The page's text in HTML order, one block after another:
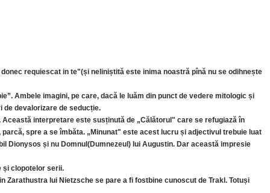
requiescat in te"(și neliniștită este inima noastră pînă nu se odihnește
Ambele imagini, pe care, dacă le luăm din punct de vedere mitologic și
de devalorizare de seducție.
interpretare este susținută de „Călătorul" care se refugiază în
spre a se îmbăta. „Minunat" este acest lucru și adjectivul trebuie luat
Dionysos și nu Domnul(Dumnezeul) lui Augustin. Dar această impresie
și clopotelor serii.
Zarathustra lui Nietzsche se pare a fi fostbine cunoscut de Trakl. Totuși